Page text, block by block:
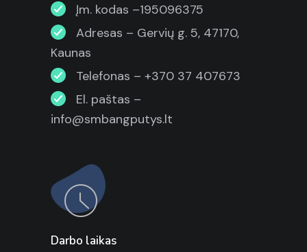
Įm. kodas –195096375
Adresas – Gervių g. 5, 47170,
Kaunas
Telefonas – +370 37 407673
El. paštas –
info@smbangputys.lt
Darbo laikas